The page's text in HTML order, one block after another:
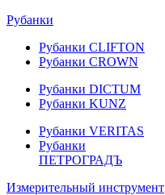
Рубанки
Рубанки CLIFTON
Рубанки CROWN
Рубанки DICTUM
Рубанки KUNZ
Рубанки VERITAS
Рубанки
ПЕТРОГРАДЪ
Измерительный инструмент